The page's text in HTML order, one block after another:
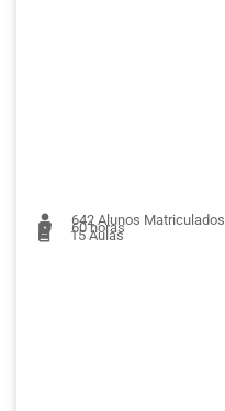
642 Alunos Matriculados
60 horas
15Aulas